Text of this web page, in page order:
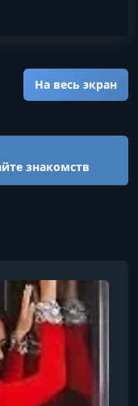
На весь экран
знакомств